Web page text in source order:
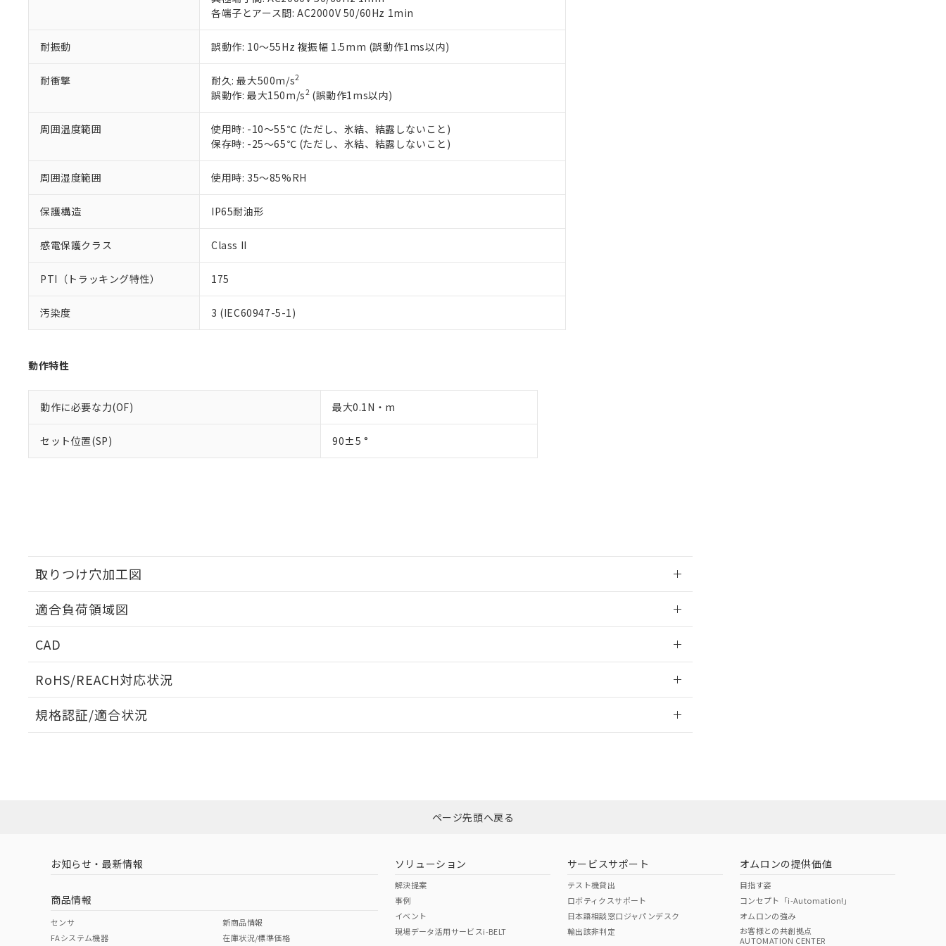
各端子とアース間: AC2000V 50/60Hz 1min
耐振動 誤動作: 10～55Hz 複振幅 1.5mm (誤動作1ms以内)
耐衝撃 耐久: 最大500m/s2
誤動作: 最大150m/s2(誤動作1ms以内)
周囲温度範囲
使用時: -10～55℃ (ただし、氷結、結露しないこと)
保存時: -25～65℃ (ただし、氷結、結露しないこと)
周囲湿度範囲 使用時: 35～85%RH
保護構造 IP65耐油形
感電保護クラス Class II
PTI（トラッキング特性） 175
汚染度 3 (IEC60947-5-1)
動作特性
動作に必要な力(OF) 最大0.1N・m
セット位置(SP) 90±5 °
取りつけ穴加工図
適合負荷領域図
CAD
RoHS/REACH対応状況
EU RoHS 注意事項・凡例
ダウンロードはこちら
中国 RoHS 注意事項・凡例
中国 RoHS表
規格認証/適合状況
（イギリス
（ノルウェー
（日本
（アメリカ
当社販売員にご相談ください。
オムロン制御機器販売店や当社販売拠点は「販売ネットワーク
」をご確認ください。
在庫状況および標準価格結果を当社の事前の承諾なく第三者に漏洩または開示しないようお願いしま
ている必要があります。
お客様が当ウェブサイト上で当社にご登録された部品リストについて、当社および当社の共同利用者
が、当社の製品・サービスに関するお客様との取引・商談に必要な範囲で利用することをご了承くだ
さい。
※当社の共同利用者とは、"個人情報の共同利用に関して"
いる法人を指します。
※2 対応予定月
部品在庫の切り替え状況などにより、予定月が前後することがあります。
※3 非含有証明書ダウンロード
下記の非含有証明書をダウンロードすることができます。
EU RoHS指令（10物質）の非含有証明書
51物質の非含有証明書（当社基準）
※本証明書は発行日時点で非含有を証明するもので、過去に遡って非含有を証明するものではありません。
また、RoHS指令のフタル酸エステル類４物質の対応では、対応完了までの期間は出荷製品に未対応品が
混在することから備考欄に対応日を記載しておりました。
り割愛しております。
※2 環境保護使用期限
「ｅ」：有害物質（10物質）のすべてが基準値以下であることを示します。
「10」：通常の使用状況下において有害物質が外部に漏えいし、環境に深刻な影響を及ぼさない年数を意
味します。
「－」：未確認です。当社販売部門へお問い合わせください。
当社は、貴社製品を第三者に販売する場合は、上記1、2および3の内容を当該第三者に通知します。
また当社は、販売先および販売に係わる関係者が違法に輸出するおそれがある場合は、取り引きをい
たしません。
△ 一定数には満たないが在庫あり
－
在庫なし(最新の在庫状況については、お客様のお取引先、またはお客様担当のオムロン制御
機器販売店・当社販売員にご確認ください)
空
白
受注生産機種、また在庫状況の情報を公開していない機種
ページ先頭へ戻る
お知らせ・最新情報
商品情報
センサ
FAシステム機器
新商品情報
在庫状況/標準価格
ソリューション
解決提案
事例
イベント
現場データ活用サービスi-BELT
サービスサポート
テスト機貸出
ロボティクスサポート
日本語相談窓口ジャパンデスク
輸出該非判定
オムロンの提供価値
目指す姿
コンセプト「i-Automation!」
オムロンの強み
お客様との共創拠点
AUTOMATION CENTER